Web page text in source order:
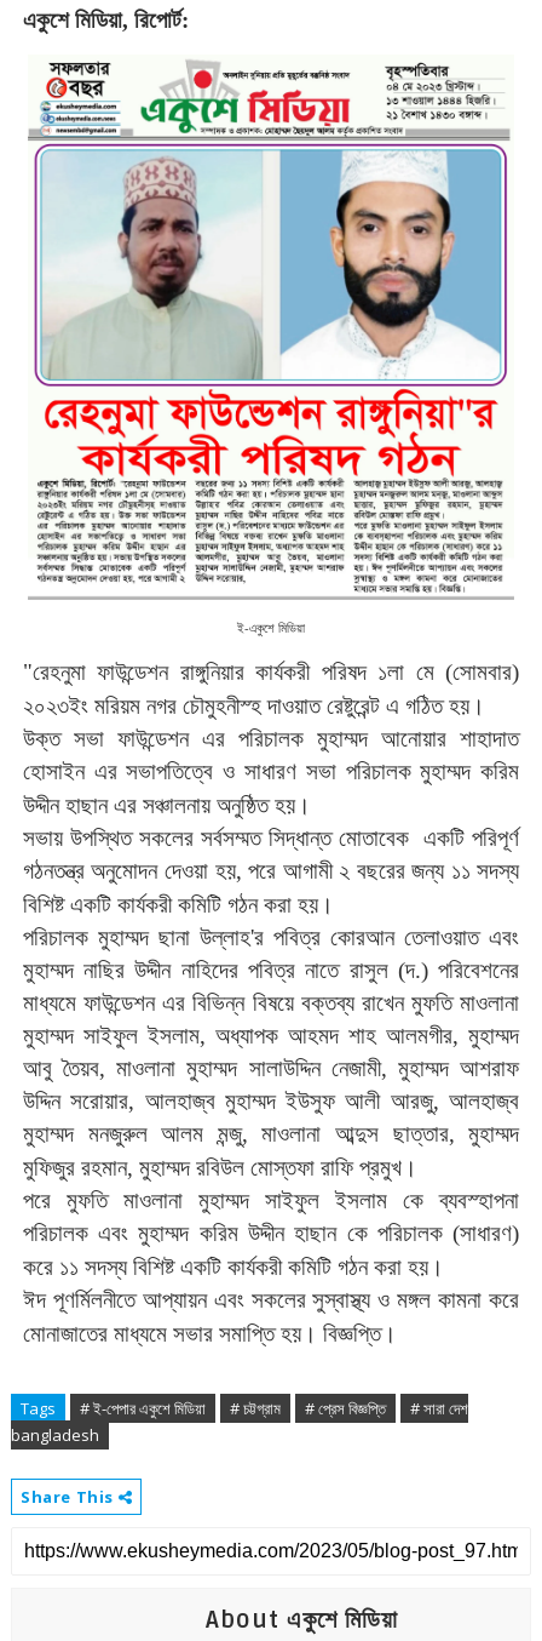
একুশে মিডিয়া, রিপোর্ট:
ই-একুশে মিডিয়া
"রেহনুমা ফাউন্ডেশন রাঙ্গুনিয়ার কার্যকরী পরিষদ ১লা মে(সোমবার)
২০২৩ইং মরিয়ম নগর চৌমুহনীস্হ দাওয়াত রেষ্টুরেন্ট এ গঠিত হয়।
উক্ত সভা ফাউন্ডেশন এর পরিচালক মুহাম্মদ আনোয়ার শাহাদাত
হোসাইন এর সভাপতিত্বে ও সাধারণ সভা পরিচালক মুহাম্মদ করিম
উদ্দীন হাছান এর সঞ্চালনায় অনুষ্ঠিত হয়।
সভায় উপস্থিত সকলের সর্বসম্মত সিদ্ধান্ত মোতাবেক একটি পরিপূর্ণ
গঠনতন্ত্র অনুমোদন দেওয়া হয়,পরে আগামী ২ বছরের জন্য ১১ সদস্য
বিশিষ্ট একটি কার্যকরী কমিটি গঠন করা হয়।
পরিচালক মুহাম্মদ ছানা উল্লাহ'র পবিত্র কোরআন তেলাওয়াত এবং
মুহাম্মদ নাছির উদ্দীন নাহিদের পবিত্র নাতে রাসুল(দ.)পরিবেশনের
মাধ্যমে ফাউন্ডেশন এর বিভিন্ন বিষয়ে বক্তব্য রাখেন মুফতি মাওলানা
মুহাম্মদ সাইফুল ইসলাম, অধ্যাপক আহমদ শাহ আলমগীর,মুহাম্মদ
আবু তৈয়ব,মাওলানা মুহাম্মদ সালাউদ্দিন নেজামী, মুহাম্মদ আশরাফ
উদ্দিন সরোয়ার, আলহাজ্ব মুহাম্মদ ইউসুফ আলী আরজু,আলহাজ্ব
মুহাম্মদ মনজুরুল আলম মন্জু,মাওলানা আব্দুস ছাত্তার,মুহাম্মদ
মুফিজুর রহমান, মুহাম্মদ রবিউল মোস্তফা রাফি প্রমুখ।
পরে মুফতি মাওলানা মুহাম্মদ সাইফুল ইসলাম কে
ব্যবস্হাপনা
পরিচালক এবং মুহাম্মদ করিম উদ্দীন হাছান কে পরিচালক(সাধারণ)
করে ১১ সদস্য বিশিষ্ট একটি কার্যকরী কমিটি গঠন করা হয়।
ঈদ পূণর্মিলনীতে আপ্যায়ন এবং সকলের সুস্বাস্থ্য ও মঙ্গল কামনা করে
মোনাজাতের মাধ্যমে সভার সমাপ্তি হয়। বিজ্ঞপ্তি।
Tags # ই-পেপার একুশে মিডিয়া # চট্টগ্রাম # প্রেস বিজ্ঞপ্তি
# সারা দেশ
bangladesh
Share This
About একুশে মিডিয়া